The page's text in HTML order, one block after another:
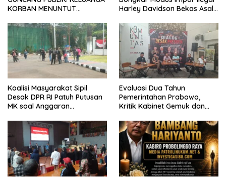
KORBAN MENUNTUT
TUNTUTAN DITUNDA
Harley Davidson Bekas Asal
Koalisi Masyarakat Sipil
Desak DPR RI Patuh Putusan
MK soal Anggaran
Evaluasi Dua Tahun
Pemerintahan Prabowo,
Kritik Kabinet Gemuk dan
Mengemuka